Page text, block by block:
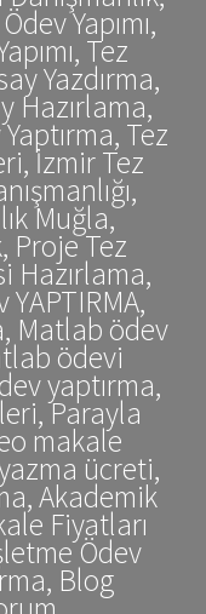
Yapımı,
Tez
Yazdırma,
Hazırlama,
Tez
İzmir Tez
Muğla,
Proje Tez
Hazırlama,
Matlab ödev
ödevi
yaptırma,
Parayla
makale
ücreti,
Akademik
Fiyatları
Ödev
Blog